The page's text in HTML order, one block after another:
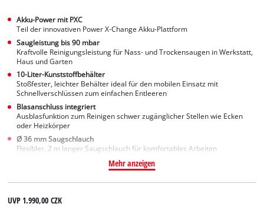
Akku-Power mit PXC
Teil der innovativen Power X-Change Akku-Plattform
Saugleistung bis 90 mbar
Kraftvolle Reinigungsleistung für Nass- und Trockensaugen in Werkstatt,
Haus und Garten
10-Liter-Kunststoffbehälter
Stoßfester, leichter Behälter ideal für den mobilen Einsatz mit
Schnellverschlüssen zum einfachen Entleeren
Blasanschluss integriert
Ausblasfunktion zum Reinigen schwer zugänglicher Stellen wie Ecken
oder Heizkörper
Ø 36 mm Saugschlauch
Flexibler, 2 m langer Saugschlauch für komfortables Arbeiten
Mehr anzeigen
UVP1.990,00 CZK